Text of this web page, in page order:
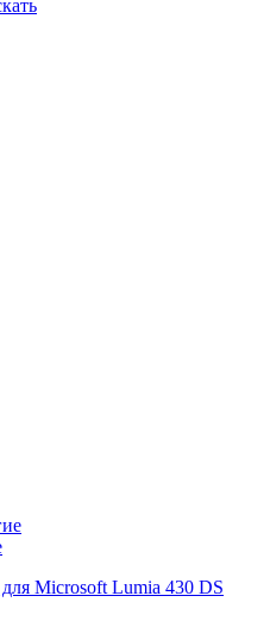
Microsoft Lumia 430 DS